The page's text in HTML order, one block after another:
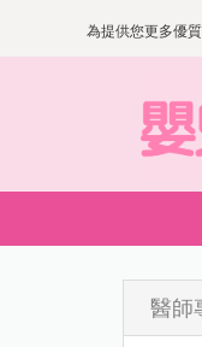
為提供您更多優
醫師